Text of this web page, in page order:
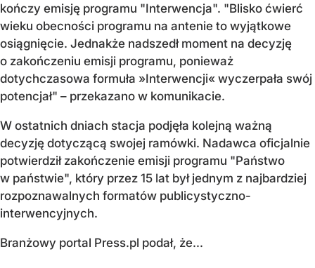
kończy emisję programu "Interwencja". "Blisko ćwierć
wieku obecności programu na antenie to wyjątkowe
osiągnięcie. Jednakże nadszedł moment na decyzję
o zakończeniu emisji programu, ponieważ
dotychczasowa formuła »Interwencji« wyczerpała swój
potencjał" – przekazano w komunikacie.
W ostatnich dniach stacja podjęła kolejną ważną
decyzję dotyczącą swojej ramówki. Nadawca oficjalnie
potwierdził zakończenie emisji programu "Państwo
w państwie", który przez 15 lat był jednym z najbardziej
rozpoznawalnych formatów publicystyczno-
interwencyjnych.
Branżowy portal Press.pl podał, że...